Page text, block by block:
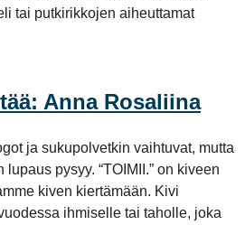
tai putkirikkojen aiheuttamat
Anna Rosaliina
ja sukupolvetkin vaihtuvat, mutta
pysyy. “TOIMII.” on kiveen
kiven kiertämään. Kivi
ihmiselle tai taholle, joka